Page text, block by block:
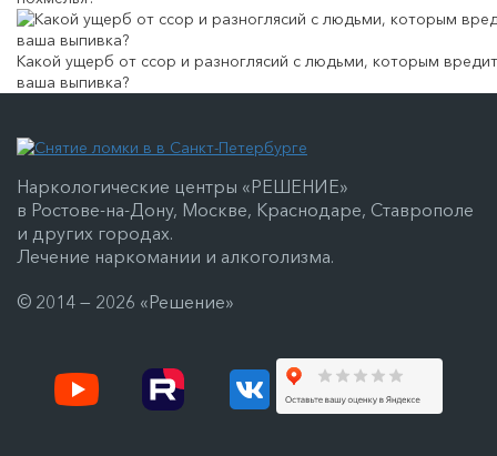
Какой ущерб от ссор и разноглясий с людьми, которым вредит
ваша выпивка?
Наркологические центры «РЕШЕНИЕ»
в Ростове-на-Дону, Москве, Краснодаре, Ставрополе
и других городах.
Лечение наркомании и алкоголизма.
© 2014 — 2026 «Решение»